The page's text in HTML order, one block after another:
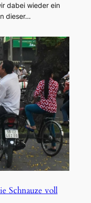
dabei wieder ein
dieser…
Schnauze voll